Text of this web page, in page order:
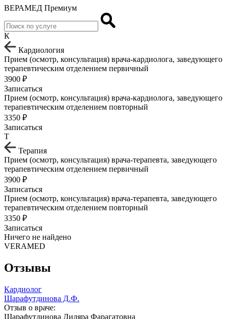
ВЕРАМЕД Премиум
К
Кардиология
Прием (осмотр, консультация) врача-кардиолога, заведующего
терапевтическим отделением первичный
3900 ₽
Записаться
Прием (осмотр, консультация) врача-кардиолога, заведующего
терапевтическим отделением повторный
3350 ₽
Записаться
Т
Терапия
Прием (осмотр, консультация) врача-терапевта, заведующего
терапевтическим отделением первичный
3900 ₽
Записаться
Прием (осмотр, консультация) врача-терапевта, заведующего
терапевтическим отделением повторный
3350 ₽
Записаться
Ничего не найдено
VERAMED
Отзывы
Кардиолог
Шарафутдинова Д.Ф.
Отзыв о враче:
Шарафутдинова Диляра Фарагатовна